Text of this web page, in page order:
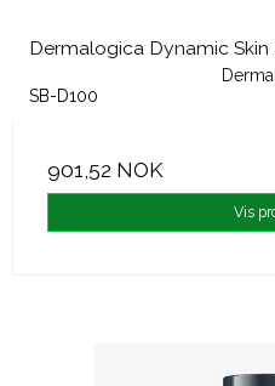
Dermalogica Dynamic Skin
SB-D100
901,52 NOK
Vis